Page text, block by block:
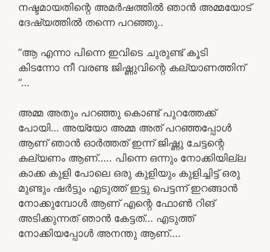
നഷ്ടമായതിന്റെ അമർഷത്തിൽ ഞാൻ അമ്മയോട്
ദേഷ്യത്തിൽ തന്നെ പറഞ്ഞു..
“ആ എന്നാ പിന്നെ ഇവിടെ ചുരുണ്ട് കൂടി
കിടന്നോ നീ വരണ്ട ജിഷ്ണുവിന്റെ കല്യാണത്തിന്
“…
അമ്മ അതും പറഞ്ഞു കൊണ്ട് പുറത്തേക്ക്
പോയി… അയ്യോ അമ്മ അത് പറഞ്ഞപ്പോൾ
ആണ് ഞാൻ ഓർത്തത് ഇന്ന് ജിഷ്ണു ചേട്ടന്റെ
കല്യണം ആണ്….. പിന്നെ ഒന്നും നോക്കിയില്ല
കാക്ക കുളി പോലെ ഒരു കുളിയും കുളിച്ചിട്ട് ഒരു
മുണ്ടും ഷർട്ടും എടുത്ത് ഇട്ടു പെട്ടന്ന് ഇറങ്ങാൻ
നോക്കുമ്പോൾ ആണ് എന്റെ ഫോൺ റിങ്
അടിക്കുന്നത് ഞാൻ കേട്ടത്… എടുത്ത്
നോക്കിയപ്പോൾ അനന്തു ആണ്….